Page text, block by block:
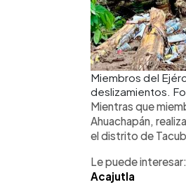
Miembros del
deslizamientos.
Mientras que
Ahuachapán,
el distrito de
Le puede interesar:
Acajutla